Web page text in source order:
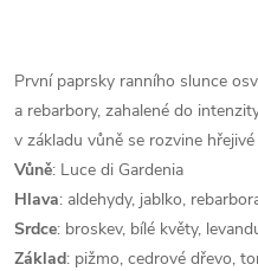
První paprsky ranního slunce
a rebarbory, zahalené do
v základu vůně se rozvine
Vůně: Luce di Gardenia
Hlava: aldehydy, jablko,
Srdce: broskev, bílé květy,
Základ: pižmo, cedrové dřevo,